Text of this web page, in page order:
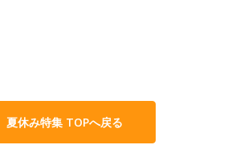
夏休み特集 TOPへ戻る